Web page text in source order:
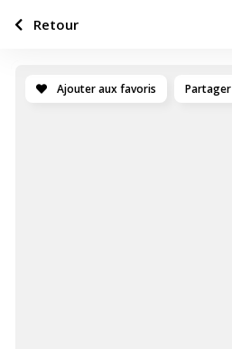
Ajouter aux favoris Partager
Retour